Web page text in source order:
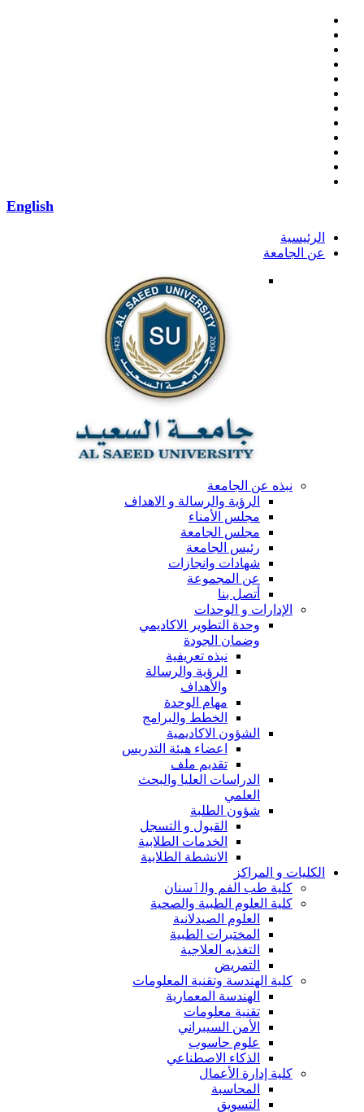
English
الرئيسية
عن الجامعة
نبذه عن الجامعة
الرؤية والرسالة و الاهداف
مجلس الأمناء
مجلس الجامعة
رئيس الجامعة
شهادات وانجازات
عن المجموعة
أتصل بنا
الإدارات و الوحدات
وحدة التطوير الاكاديمي
وضمان الجودة
نبذه تعريفية
الرؤية والرسالة
والأهداف
مهام الوحدة
الخطط والبرامج
الشؤون الاكاديمية
اعضاء هيئة التدريس
تقديم ملف
الدراسات العليا والبحث
العلمي
شؤون الطلبة
القبول و التسجل
الخدمات الطلابية
الانشطة الطلابية
الكليات و المراكز
كلية طب الفم والٲسنان
كلية العلوم الطبية والصحية
العلوم الصيدلانية
المختبرات الطبية
التغذيه العلاجية
التمريض
كلية الهندسة وتقنية المعلومات
الهندسة المعمارية
تقنية معلومات
الأمن السيبراني
علوم حاسوب
الذكاء الاصطناعي
كلية إدارة الأعمال
المحاسبة
التسويق